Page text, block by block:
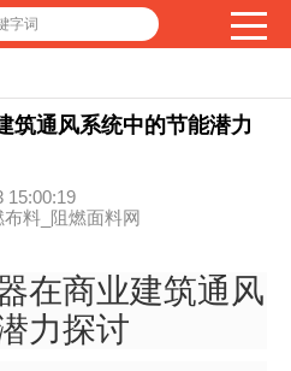
字词
筑通风系统中的节能潜力
15:00:19
料_阻燃面料网
在商业建筑通风
力探讨